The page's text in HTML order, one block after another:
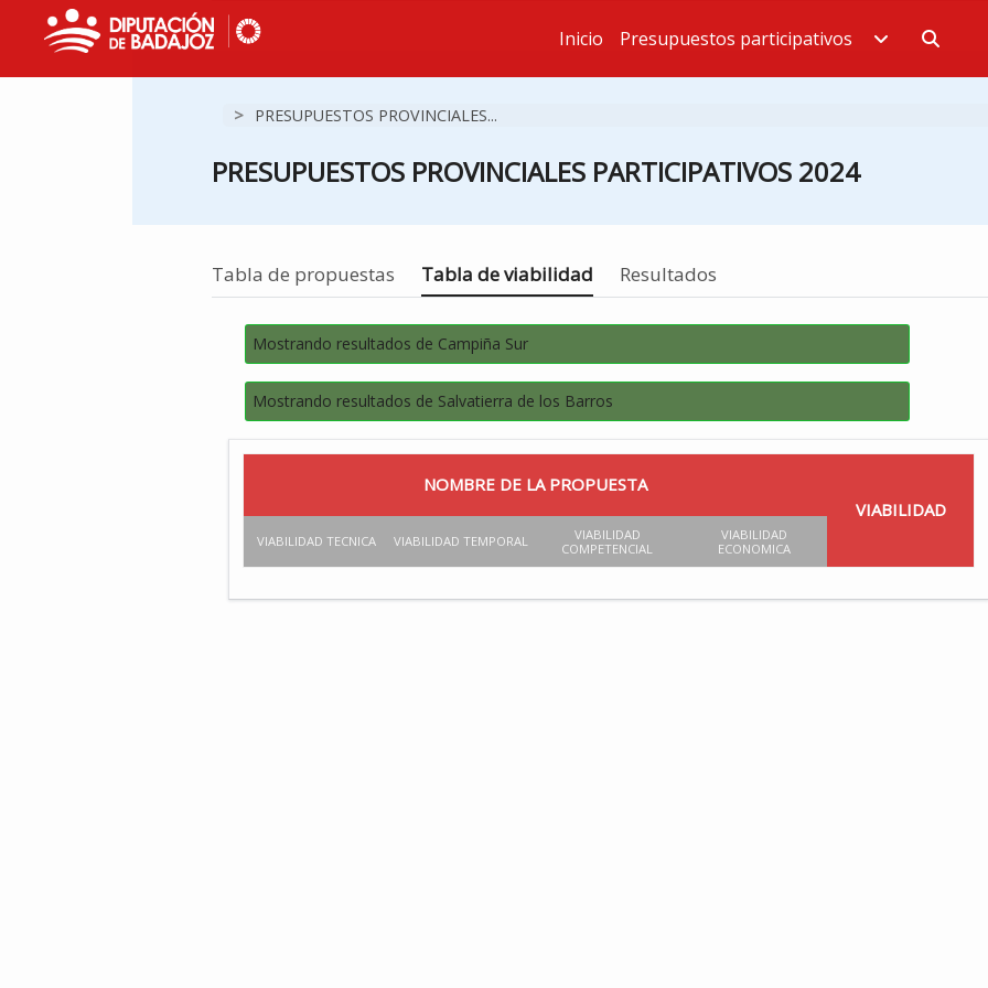
Estás en
Inicio Presupuestos participativos
> PRESUPUESTOS PROVINCIALES...
PRESUPUESTOS PROVINCIALES PARTICIPATIVOS 2024
Tabla de propuestas Estás en
Tabla de viabilidad Resultados
Mostrando resultados de Campiña Sur
Mostrando resultados de Salvatierra de los Barros
NOMBRE DE LA PROPUESTA
VIABILIDAD
VIABILIDAD TECNICA VIABILIDAD TEMPORAL
VIABILIDAD
COMPETENCIAL
VIABILIDAD
ECONOMICA